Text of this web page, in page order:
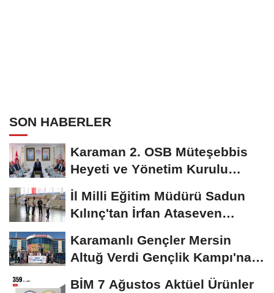
SON HABERLER
Karaman 2. OSB Müteşebbis
Heyeti ve Yönetim Kurulu
Toplantısı Gerçekleştirildi
İl Milli Eğitim Müdürü Sadun
Kılınç'tan İrfan Ataseven
Karamanlı Gençler Mersin
Altuğ Verdi Gençlik Kampı'na
Uğurlandı
BİM 7 Ağustos Aktüel Ürünler